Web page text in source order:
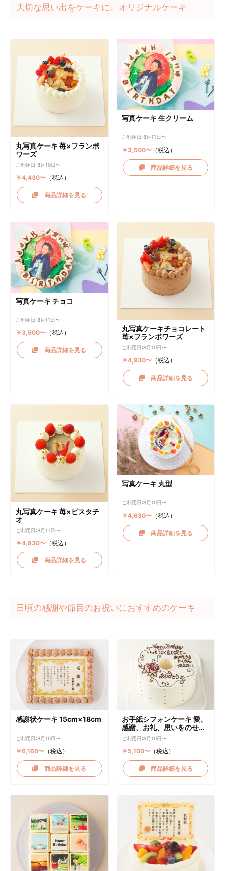
大切な思い出をケーキに。オリジナルケーキ
丸写真ケーキ 苺×フランボ
ワーズ
ご利用日:8月10日〜
￥4,430〜（税込）
商品詳細を見る
写真ケーキ 生クリーム
ご利用日:8月11日〜
￥3,500〜 （税込）
商品詳細を見る
写真ケーキ チョコ
ご利用日:8月11日〜
￥3,500〜（税込）
商品詳細を見る
丸写真ケーキチョコレート
苺×フランボワーズ
ご利用日:8月10日〜
￥4,930〜 （税込）
商品詳細を見る
丸写真ケーキ 苺×ピスタチ
オ
ご利用日:8月11日〜
￥4,830〜（税込）
商品詳細を見る
写真ケーキ 丸型
ご利用日:8月10日〜
￥4,630〜 （税込）
商品詳細を見る
日頃の感謝や節目のお祝いにおすすめのケーキ
感謝状ケーキ 15cm×18cm
ご利用日:8月10日〜
￥6,160〜（税込）
商品詳細を見る
お手紙シフォンケーキ 愛、
感謝、お礼、思いをのせて
直径17cm
ご利用日:8月10日〜
￥5,100〜 （税込）
商品詳細を見る